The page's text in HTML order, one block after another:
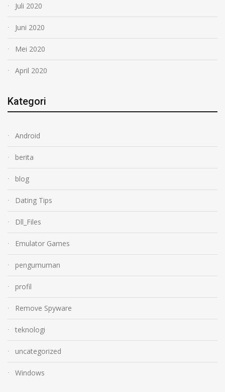
Juli 2020
Juni 2020
Mei 2020
April 2020
Kategori
Android
berita
blog
Dating Tips
Dll_Files
Emulator Games
pengumuman
profil
Remove Spyware
teknologi
uncategorized
Windows